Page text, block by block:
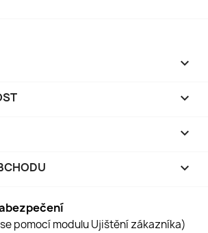



keyboard_arrow_down
pomocí modulu Ujištění zákazníka)